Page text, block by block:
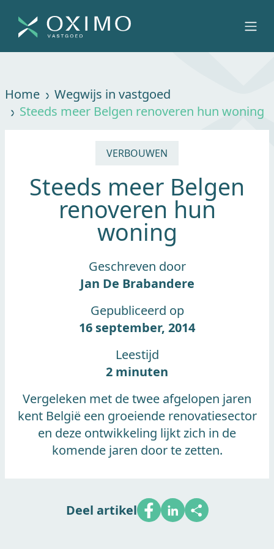
Home
Wegwijs in vastgoed
Steeds meer Belgen renoveren hun woning
VERBOUWEN
Steeds meer Belgen
renoveren hun woning
Geschreven door
Jan De Brabandere
Gepubliceerd op
16 september, 2014
Leestijd
2 minuten
Vergeleken met de twee afgelopen jaren kent
België een groeiende renovatiesector en deze
ontwikkeling lijkt zich in de komende jaren door
te zetten.